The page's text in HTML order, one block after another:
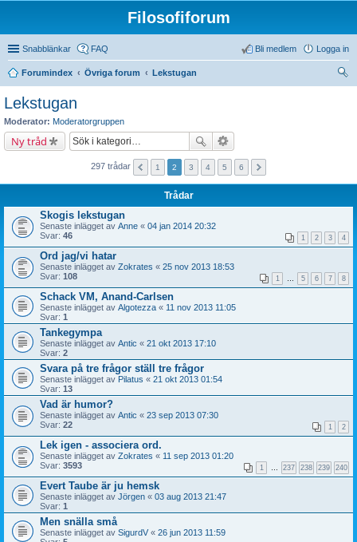
Filosofiforum
Snabblänkar FAQ Logga in
Bli medlem
Forumindex Övriga forum
Lekstugan
Lekstugan
Moderator: Moderatorgruppen
Ny tråd
297 trådar 1 2 3 4 5 6
Trådar
Skogis lekstugan
Senaste inlägget av Anne « 04 jan 2014 20:32
Svar: 46 1 2 3 4
Ord jag/vi hatar
Senaste inlägget av Zokrates « 25 nov 2013 18:53
Svar: 108 1 5 6 7 8
Schack VM, Anand-Carlsen
Senaste inlägget av Algotezza « 11 nov 2013 11:05
Svar: 1
Tankegympa
Senaste inlägget av Antic « 21 okt 2013 17:10
Svar: 2
Svara på tre frågor ställ tre frågor
Senaste inlägget av Pilatus « 21 okt 2013 01:54
Svar: 13
Vad är humor?
Senaste inlägget av Antic « 23 sep 2013 07:30
Svar: 22 1 2
Lek igen - associera ord.
Senaste inlägget av Zokrates « 11 sep 2013 01:20
Svar: 3593 1 237 238 239 240
Evert Taube är ju hemsk
Senaste inlägget av Jörgen « 03 aug 2013 21:47
Svar: 1
Men snälla små
Senaste inlägget av SigurdV « 26 jun 2013 11:59